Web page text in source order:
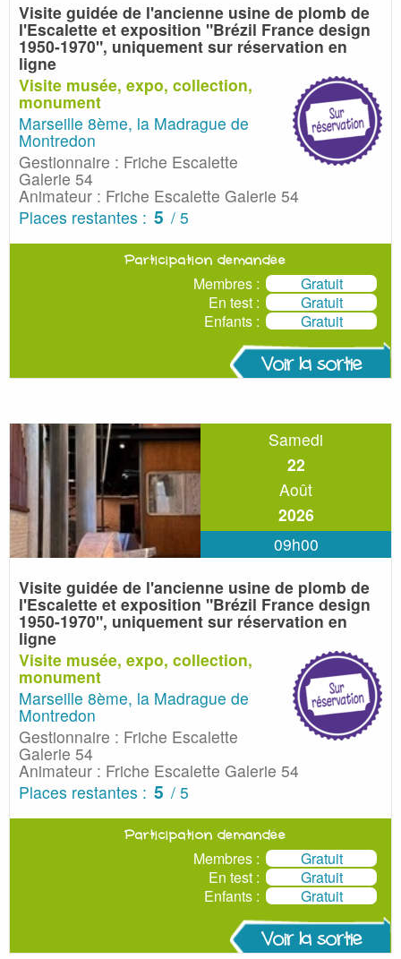
Visite guidée de l'ancienne usine de plomb de
l'Escalette et exposition "Brézil France design
1950-1970", uniquement sur réservation en
ligne
Visite musée, expo, collection,
monument
Marseille 8ème, la Madrague de
Montredon
Gestionnaire : Friche Escalette
Galerie 54
Animateur : Friche Escalette Galerie 54
Places restantes : 5 / 5
Participation demandée
Membres :
Gratuit
En test :
Gratuit
Enfants :
Gratuit
Voir la sortie
Samedi
22
Août
2026
09h00
Visite guidée de l'ancienne usine de plomb de
l'Escalette et exposition "Brézil France design
1950-1970", uniquement sur réservation en
ligne
Visite musée, expo, collection,
monument
Marseille 8ème, la Madrague de
Montredon
Gestionnaire : Friche Escalette
Galerie 54
Animateur : Friche Escalette Galerie 54
Places restantes : 5 / 5
Participation demandée
Membres :
Gratuit
En test :
Gratuit
Enfants :
Gratuit
Voir la sortie